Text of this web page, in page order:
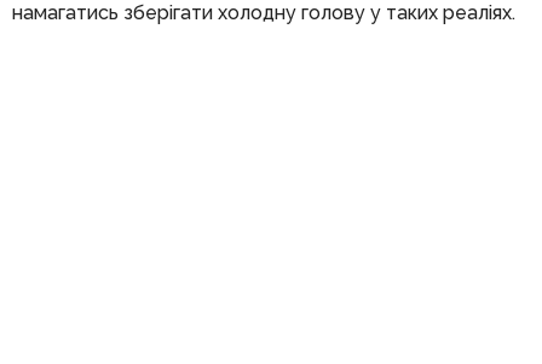
намагатись зберігати холодну голову у таких реаліях.